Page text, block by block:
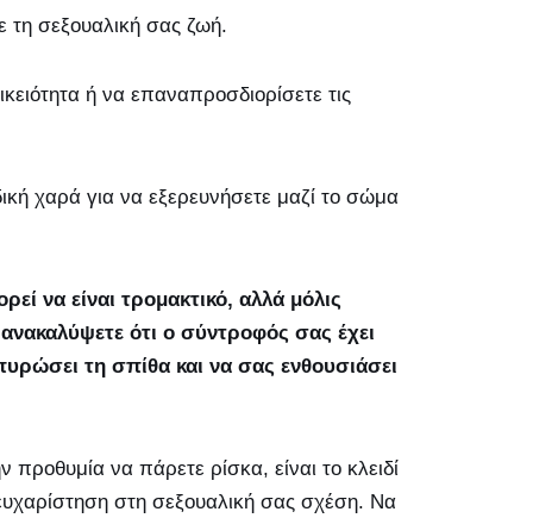
τη σεξουαλική σας ζωή.
ή να επαναπροσδιορίσετε τις
χαρά για να εξερευνήσετε μαζί το σώμα
να είναι τρομακτικό, αλλά μόλις
ανακαλύψετε ότι ο σύντροφός σας έχει
τη σπίθα και να σας ενθουσιάσει
προθυμία να πάρετε ρίσκα, είναι το κλειδί
στη σεξουαλική σας σχέση. Να